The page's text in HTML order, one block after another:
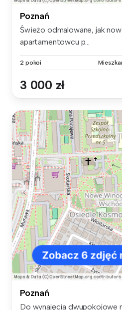
Poznań
Świeżo odmalowane, jak
apartamentowcu p...
2 pokoi
3 000 zł
Poznań
Do wynajęcia dwupokojowe